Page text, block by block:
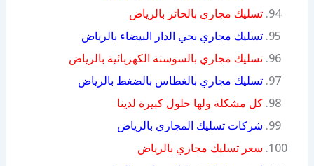
تسليك مجاري بالحائر بالرياض
تسليك مجاري بحي الدار البيضاء بالرياض
تسليك مجاري بالسوستة الكهربائية بالرياض
تسليك مجاري بالغطاس بالضغط بالرياض
كل مشكلة ولها حلول كبيرة لدينا
شركات تسليك المجاري بالرياض
سعر تسليك مجاري بالرياض